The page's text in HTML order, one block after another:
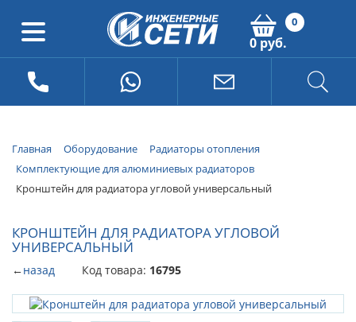
0
0 руб.
Главная Оборудование
Радиаторы отопления
Комплектующие для алюминиевых радиаторов
Кронштейн для радиатора угловой универсальный
КРОНШТЕЙН ДЛЯ РАДИАТОРА УГЛОВОЙ
УНИВЕРСАЛЬНЫЙ
←назад Код товара: 16795